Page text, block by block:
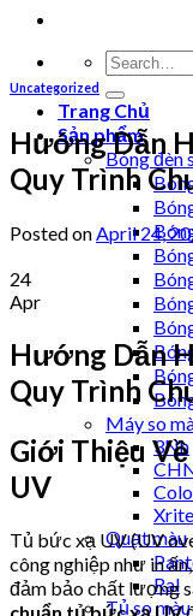
Trang Chủ
Sản phẩm
Bóng đèn
Máy so
3Nh
Xrite
Quạt màu
Ral
Tủ so màu
Uncategorized
Hướng Dẫn
Quy Trình
Posted onApril 24,
24
Apr
Hướng Dẫn
Quy Trình
Giới Thiệu
UV
Tủ bức xạ UV (UV
công nghiệp như in
đảm bảo chất lượng